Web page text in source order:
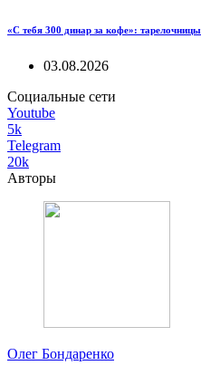
«С тебя 300 динар за кофе»:
03.08.2026
Социальные сети
Youtube
5k
Telegram
20k
Авторы
Олег Бондаренко